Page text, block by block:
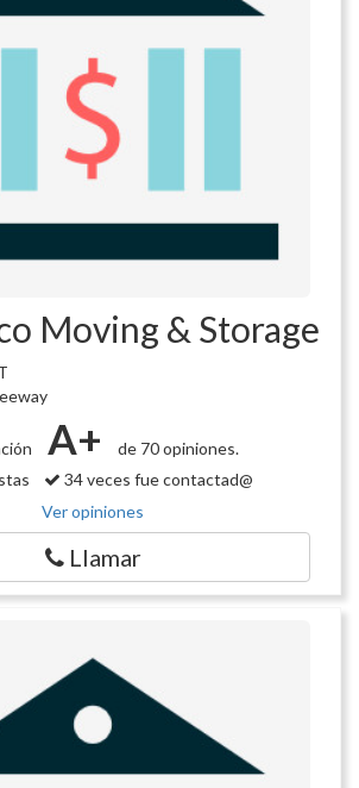
Moving & Storage
A+
de 70 opiniones.
34 veces fue contactad@
Ver opiniones
Llamar